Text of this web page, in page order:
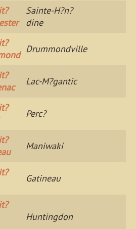
Sainte-H?n?
dine
Drummondville
Lac-M?gantic
Perc?
Maniwaki
Gatineau
Huntingdon